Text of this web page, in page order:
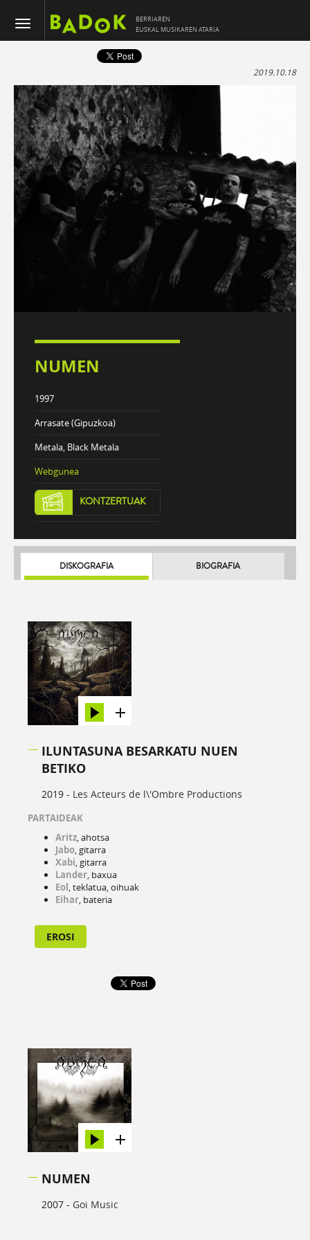
BERRIAREN
EUSKAL MUSIKAREN ATARIA
2019.10.18
NUMEN
1997
Arrasate (Gipuzkoa)
Metala, Black Metala
Webgunea
KONTZERTUAK
DISKOGRAFIA BIOGRAFIA
ILUNTASUNA BESARKATU NUEN
BETIKO
2019 - Les Acteurs de l\'Ombre Productions
PARTAIDEAK
Aritz, ahotsa
Jabo, gitarra
Xabi, gitarra
Lander, baxua
Eol , teklatua, oihuak
Eihar, bateria
EROSI
NUMEN
2007 - Goi Music